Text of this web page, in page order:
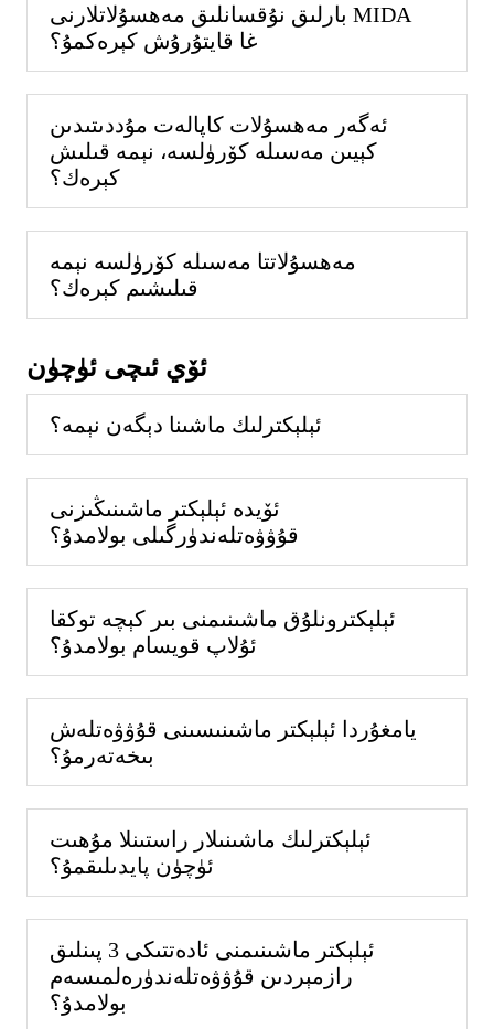
بارلىق نۇقسانلىق مەھسۇلاتلارنى MIDA
غا قايتۇرۇش كېرەكمۇ؟
ئەگەر مەھسۇلات كاپالەت مۇددىتىدىن
كېيىن مەسىلە كۆرۈلسە، نېمە قىلىش
كېرەك؟
مەھسۇلاتتا مەسىلە كۆرۈلسە نېمە
قىلىشىم كېرەك؟
ئۆي ئىچى ئۈچۈن
ئېلېكترلىك ماشىنا دېگەن نېمە؟
ئۆيدە ئېلېكتر ماشىنىڭىزنى
قۇۋۋەتلەندۈرگىلى بولامدۇ؟
ئېلېكترونلۇق ماشىنىمنى بىر كېچە توكقا
ئۇلاپ قويسام بولامدۇ؟
يامغۇردا ئېلېكتر ماشىنىسىنى قۇۋۋەتلەش
بىخەتەرمۇ؟
ئېلېكترلىك ماشىنىلار راستىنلا مۇھىت
ئۈچۈن پايدىلىقمۇ؟
ئېلېكتر ماشىنىمنى ئادەتتىكى 3 پىنلىق
رازمېردىن قۇۋۋەتلەندۈرەلمىسەم
بولامدۇ؟